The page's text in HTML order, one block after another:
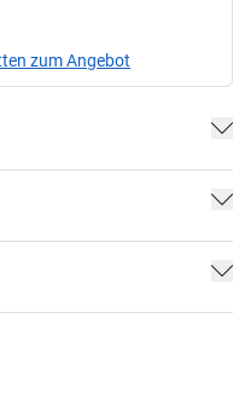
zum Angebot